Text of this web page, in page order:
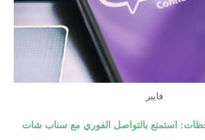
فايبر
استمتع بالتواصل الفوري مع سناب شات